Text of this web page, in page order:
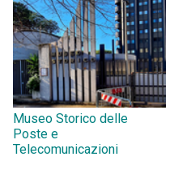
Museo Storico delle
Poste e
Telecomunicazioni